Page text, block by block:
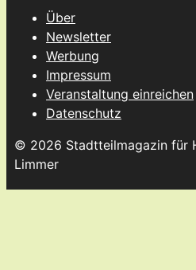
Über
Newsletter
Werbung
Impressum
Veranstaltung einreichen
Datenschutz
© 2026 Stadtteilmagazin für
Limmer